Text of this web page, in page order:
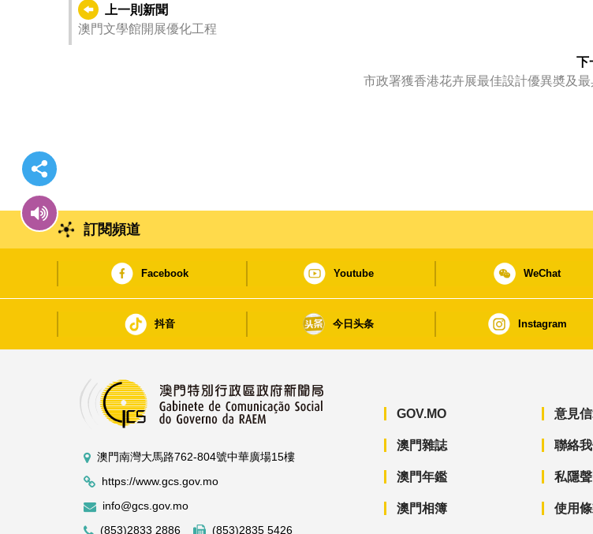
上一則新聞
澳門文學館開展優化工程
下
市政署獲香港花卉展最佳設計優異奬及
訂閱頻道
Facebook Youtube WeChat
抖音 今日头条 Instagram
澳門南灣大馬路762-804號中華廣場15樓
https://www.gcs.gov.mo
info@gcs.gov.mo
(853)2833 2886
(853)2835 5426
GOV.MO
澳門雜誌
澳門年鑑
澳門相簿
意見
聯絡
私隱
使用